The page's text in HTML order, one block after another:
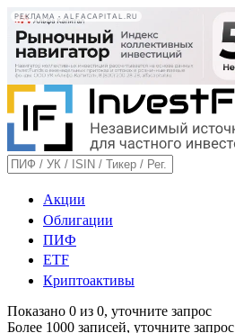
РЕКЛАМА • ALFACAPITAL.RU
Акции
Облигации
ПИФ
ETF
Криптоактивы
Показано 0 из 0, уточните запрос
Более 1000 записей, уточните запрос